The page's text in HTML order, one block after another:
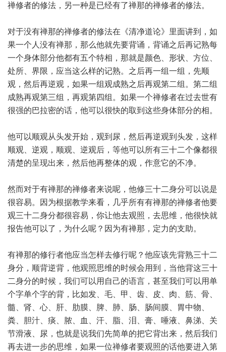
禅修者的修法，另一种是已经有了禅那的禅修者的修法。
对于没有禅那的禅修者的修法在《清净道论》里面讲到，如
果一个人没有禅那，那么他就先要背诵，背诵之后再记熟每
一个身体部分他都有五个特相，那就是颜色、形状、方位、
处所、界限，应当这么样的记熟。之后再一组一组，先顺
观，然后再逆观，如果一组观成熟之后再观第二组。第二组
成熟再观第三组，再观第四组。如果一个禅修者在过去世有
很强的巴拉密的话，他可以很快的取到这些身体部分的相。
他可以顺观从头发开始，观到尿，然后再逆观到头发，这样
顺观、逆观，顺观、逆观后，等他可以所有三十二个像都很
清楚的呈现出来，然后他再整体的观，作意它的不净。
然而对于有禅那的禅修者来说呢，他修三十二身分可以说是
很容易。因为根据教学来看，几乎所有有禅那的禅修者他要
观三十二身分都很容易，你让他去观照，去思维，他很快就
报告他可以了，为什么呢？因为有禅那，定力的支助。
有禅那的修行者他应当怎样去修行呢？他应该先背熟三十二
身分，顺背逆背，他观照思维的时候会用到，当他背这三十
二身分的时候，我们可以用自己的语言，甚至我们可以用单
个字单个字的背，比如发、毛、甲、齿、皮、肉、筋、骨、
髓、肾、心、肝、肋膜、脾、肺、肠、肠间膜、胃中物、
粪、胆汁、痰、脓、血、汗、脂、泪、膏、唾液、鼻涕、关
节滑液、尿，也就是说我们先简单的把它背出来，然后我们
再去进一步的思维，如果一位禅修者要观照的话他要进入第